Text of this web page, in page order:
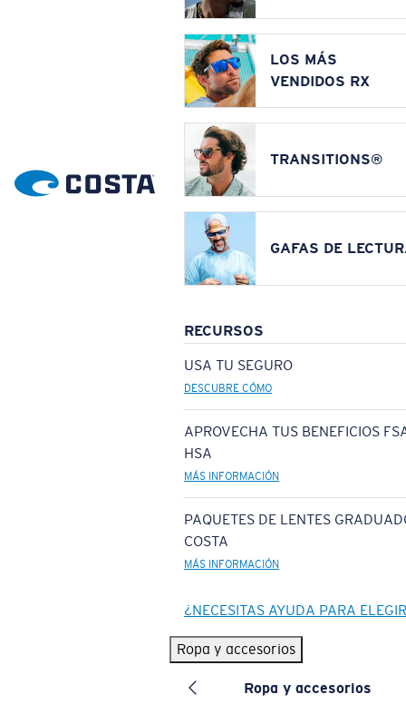
LOS MÁS
VENDIDOS RX
TRANSITIONS®
GAFAS DE
RECURSOS
USA TU SEGURO
DESCUBRE CÓMO
APROVECHA TUS BENEFICIOS
HSA
MÁS INFORMACIÓN
PAQUETES DE LENTES
COSTA
MÁS INFORMACIÓN
¿NECESITAS AYUDA PARA
Ropa y accesorios
Ropa y accesorios